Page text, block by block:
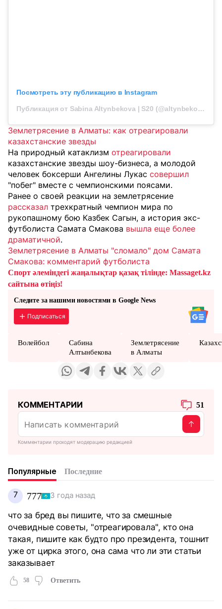
Посмотреть эту публикацию в Instagram
Публикация от Sabina Altynbekova | S20 (@altynbekova_20)
Землетрясение в Алматы: как отреагировали
казахстанские звезды
На природный катаклизм отреагировали
казахстанские звезды шоу-бизнеса, а молодой
человек боксерши Ангелины Лукас совершил
"побег" вместе с чемпионскими поясами.
Ранее о своей реакции на землетрясение
рассказал трехкратный чемпион мира по
рукопашному бою Казбек Сагын, а история экс-
футболиста Самата Смакова вышла еще более
драматичной.
Землетрясение в Алматы "сломало" дом Самата
Смакова: комментарий футболиста
Спорт әлеміндегі жаңалықтар қазақ тілінде: Massaget.kz
сайтына өтіңіз!
Следите за нашими новостями в Google News
Подписаться
Волейбол
Сабина
Алтынбекова
Землетрясение
в Алматы
КОММЕНТАРИИ 51
Комментарии проходят модерацию редакцией
Популярные Последние
7 777 3 года назад
что за бред вы пишите, что за смешные
очевидные советы, "отреагировала", кто она
такая, пишите как будто про президента, тошнит
уже от цирка этого, она сама что ли эти статьи
заказывает
58 Ответить